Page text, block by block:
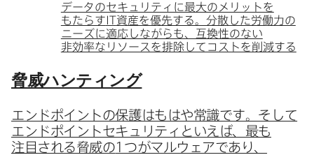
データの​セキュリティに​最大の​メリットを​
もたらす IT資産を​優先する。​分散した​労働力の​
ニーズに​適応しながらも、​互換性の​ない​
非効率な​リソースを​排除して​コストを​削減する
脅威ハンティング
エンドポイントの​保護はもは​や常識です。​そして​
エンドポイントセキュリティと​いえば、​最も​
注目される​脅威の1 つが​マルウェアであり、​